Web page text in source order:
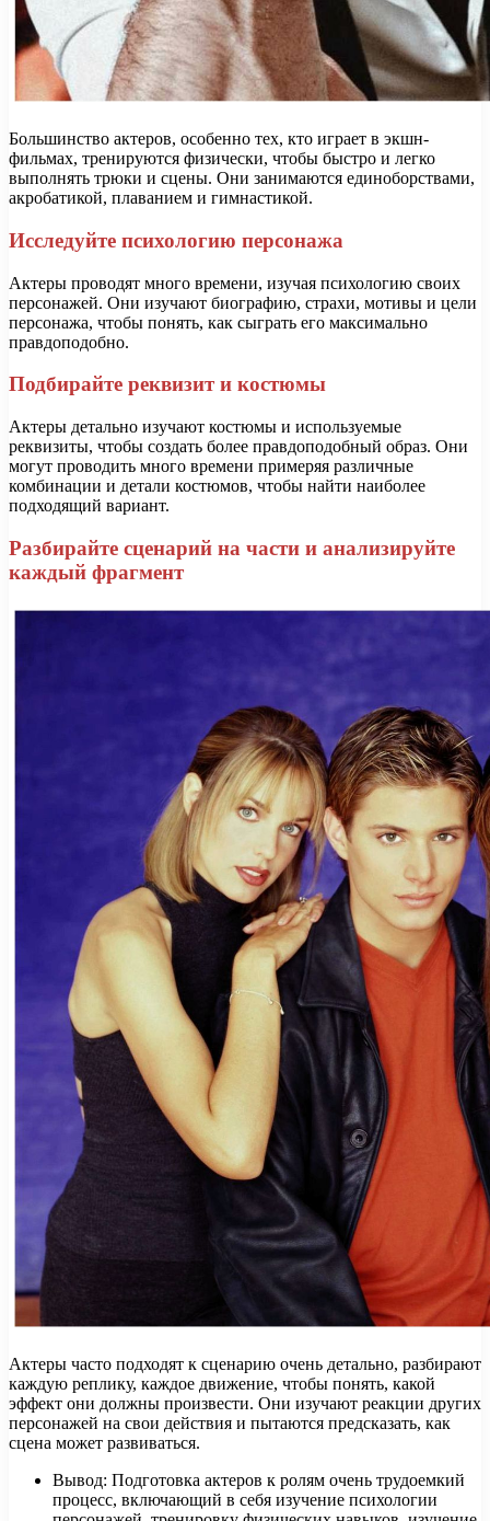
Большинство актеров, особенно тех, кто играет в экшн-
фильмах, тренируются физически, чтобы быстро и легко
выполнять трюки и сцены. Они занимаются единоборствами,
акробатикой, плаванием и гимнастикой.
Исследуйте психологию персонажа
Актеры проводят много времени, изучая психологию своих
персонажей. Они изучают биографию, страхи, мотивы и цели
персонажа, чтобы понять, как сыграть его максимально
правдоподобно.
Подбирайте реквизит и костюмы
Актеры детально изучают костюмы и используемые
реквизиты, чтобы создать более правдоподобный образ. Они
могут проводить много времени примеряя различные
комбинации и детали костюмов, чтобы найти наиболее
подходящий вариант.
Разбирайте сценарий на части и анализируйте
каждый фрагмент
Актеры часто подходят к сценарию очень детально, разбирают
каждую реплику, каждое движение, чтобы понять, какой
эффект они должны произвести. Они изучают реакции других
персонажей на свои действия и пытаются предсказать, как
сцена может развиваться.
Вывод: Подготовка актеров к ролям очень трудоемкий
процесс, включающий в себя изучение психологии